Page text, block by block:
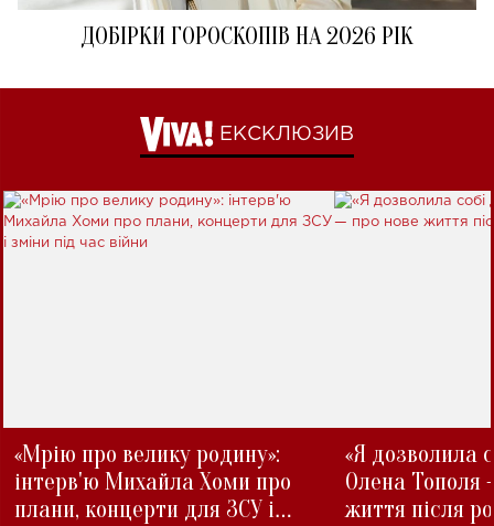
ДОБІРКИ ГОРОСКОПІВ НА 2026 РІК
ЕКСКЛЮЗИВ
«Мрію про велику родину»:
інтерв'ю Михайла Хоми про
плани, концерти для ЗСУ і
«Я дозволила
Олена Тополя
життя після